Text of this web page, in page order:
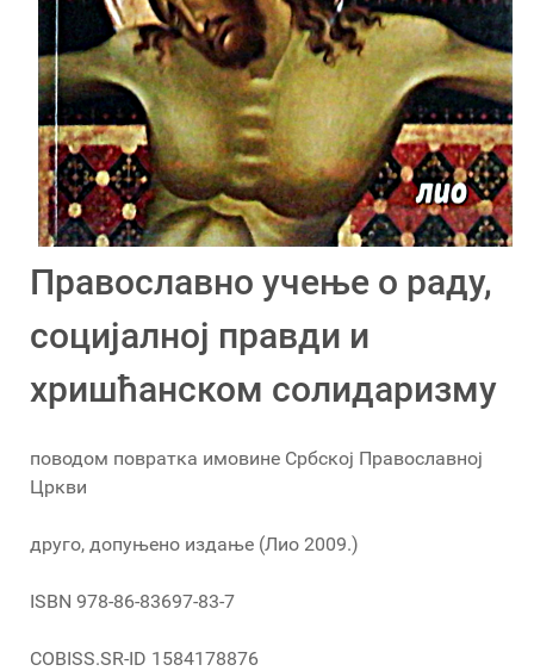
Православно учење о раду,
социјалној правди и
хришћанском солидаризму
поводом повратка имовине Србској Православној
Цркви
друго, допуњено издање (Лио 2009.)
ISBN 978-86-83697-83-7
COBISS.SR-ID 1584178876